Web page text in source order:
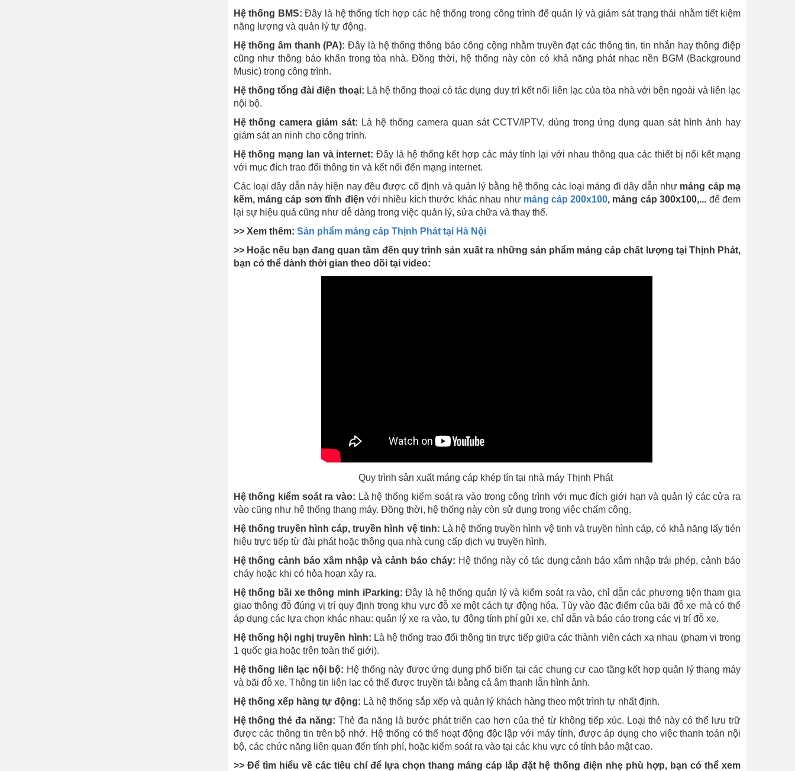
Hệ thống BMS: Đây là hệ thống tích hợp các hệ thống trong công trình để quản lý và giám sát trạng thái nhằm tiết kiệm
năng lượng và quản lý tự động.
Hệ thống âm thanh (PA): Đây là hệ thống thông báo công cộng nhằm truyền đạt các thông tin, tin nhắn hay thông điệp
cũng như thông báo khẩn trong tòa nhà. Đồng thời, hệ thống này còn có khả năng phát nhạc nền BGM (Background
Music) trong công trình.
Hệ thống tổng đài điện thoại: Là hệ thống thoại có tác dụng duy trì kết nối liên lạc của tòa nhà với bên ngoài và liên lạc
nội bộ.
Hệ thống camera giám sát: Là hệ thống camera quan sát CCTV/IPTV, dùng trong ứng dụng quan sát hình ảnh hay
giám sát an ninh cho công trình.
Hệ thống mạng lan và internet: Đây là hệ thống kết hợp các máy tính lại với nhau thông qua các thiết bị nối kết mạng
với mục đích trao đổi thông tin và kết nối đến mạng internet.
Các loại dây dẫn này hiện nay đều được cố định và quản lý bằng hệ thống các loại máng đi dây dẫn như máng cáp mạ
kẽm, máng cáp sơn tĩnh điện với nhiều kích thước khác nhau như máng cáp 200x100, máng cáp 300x100,... để đem
lại sự hiệu quả cũng như dễ dàng trong việc quản lý, sửa chữa và thay thế.
>> Xem thêm: Sản phẩm máng cáp Thịnh Phát tại Hà Nội
>> Hoặc nếu bạn đang quan tâm đến quy trình sản xuất ra những sản phẩm máng cáp chất lượng tại Thịnh Phát,
bạn có thể dành thời gian theo dõi tại video:
Quy trình sản xuất máng cáp khép tín tại nhà máy Thịnh Phát
Hệ thống kiểm soát ra vào: Là hệ thống kiểm soát ra vào trong công trình với mục đích giới hạn và quản lý các cửa ra
vào cũng như hệ thống thang máy. Đồng thời, hệ thống này còn sử dụng trong việc chấm công.
Hệ thống truyền hình cáp, truyền hình vệ tinh: Là hệ thống truyền hình vệ tinh và truyền hình cáp, có khả năng lấy tién
hiệu trực tiếp từ đài phát hoặc thông qua nhà cung cấp dịch vụ truyền hình.
Hệ thống cảnh báo xâm nhập và cảnh báo cháy: Hệ thống này có tác dụng cảnh báo xâm nhập trái phép, cảnh báo
cháy hoặc khi có hỏa hoạn xảy ra.
Hệ thống bãi xe thông minh iParking: Đây là hệ thống quản lý và kiểm soát ra vào, chỉ dẫn các phương tiện tham gia
giao thông đỗ đúng vị trí quy định trong khu vực đỗ xe một cách tự động hóa. Tùy vào đặc điểm của bãi đỗ xe mà có thể
áp dụng các lựa chọn khác nhau: quản lý xe ra vào, tự động tính phí gửi xe, chỉ dẫn và báo cáo trong các vị trí đỗ xe.
Hệ thống hội nghị truyền hình: Là hệ thống trao đổi thông tin trực tiếp giữa các thành viên cách xa nhau (phạm vi trong
1 quốc gia hoặc trên toàn thế giới).
Hệ thống liên lạc nội bộ: Hệ thống này được ứng dụng phổ biến tại các chung cư cao tầng kết hợp quản lý thang máy
và bãi đỗ xe. Thông tin liên lạc có thể được truyền tải bằng cả âm thanh lẫn hình ảnh.
Hệ thống xếp hàng tự động: Là hệ thống sắp xếp và quản lý khách hàng theo một trình tự nhất định.
Hệ thống thẻ đa năng: Thẻ đa năng là bước phát triển cao hơn của thẻ từ không tiếp xúc. Loại thẻ này có thể lưu trữ
được các thông tin trên bộ nhớ. Hệ thống có thể hoạt động độc lập với máy tính, được áp dụng cho việc thanh toán nội
bộ, các chức năng liên quan đến tính phí, hoặc kiểm soát ra vào tại các khu vực có tính bảo mật cao.
>> Để tìm hiểu về các tiêu chí để lựa chọn thang máng cáp lắp đặt hệ thống điện nhẹ phù hợp, bạn có thể xem